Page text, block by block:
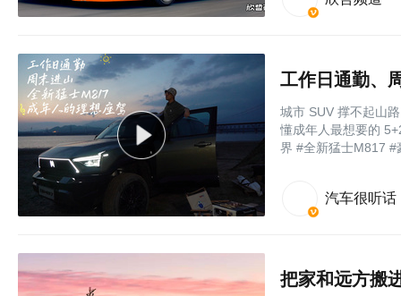
工作日通勤、
城市 SUV 撑不起山
懂成年人最想要的
界 #全新猛士M817 #
汽车很听话
把家和远方搬